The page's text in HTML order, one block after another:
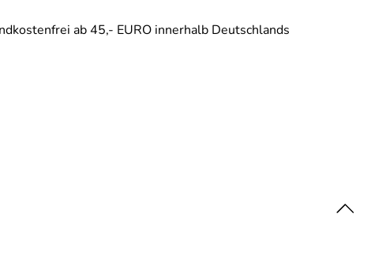
ab 45,- EURO innerhalb Deutschlands